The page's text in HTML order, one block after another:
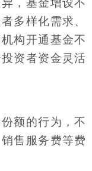
多样化需求、
构开通基金不
资者资金灵活
额的行为，不
售服务费等费